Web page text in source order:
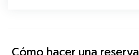
Cómo hacer una reserva